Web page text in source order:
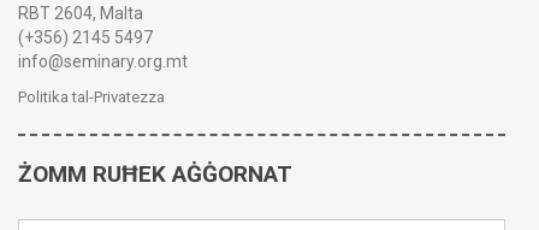
RBT 2604, Malta
(+356) 2145 5497
info@seminary.org.mt
Politika tal-Privatezza
ŻOMM RUĦEK AĠĠORNAT